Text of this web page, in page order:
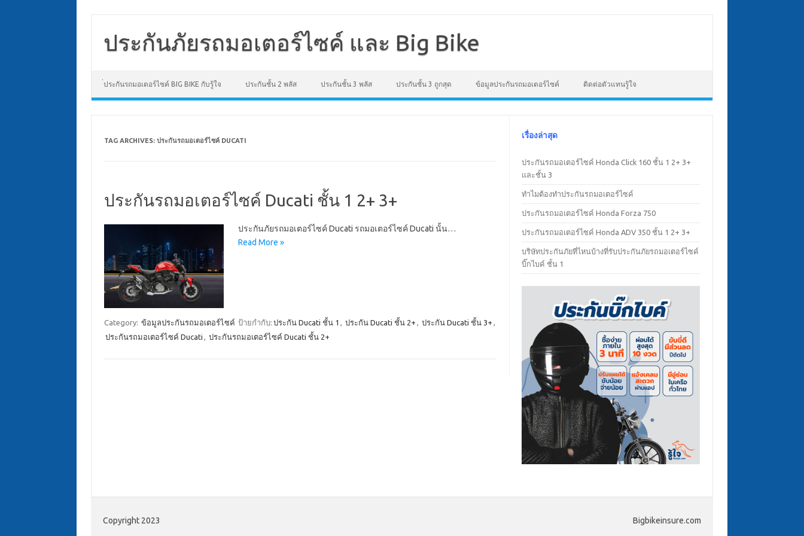
content
ประกันภัยรถมอเตอร์ไซค์ และ Big Bike
่ประกันรถมอเตอร์ไซค์ BIG BIKE กับรู้ใจ ประกันชั้น 2 พลัส ประกันชั้น 3 พลัส ประกันชั้น 3 ถูกสุด ข้อมูลประกันรถมอเตอร์ไซค์ ติดต่อตัวแทนรู้ใจ
TAG ARCHIVES: ประกันรถมอเตอร์ไซค์ DUCATI
ประกันรถมอเตอร์ไซค์ Ducati ชั้น 1 2+ 3+
ประกันภัยรถมอเตอร์ไซค์ Ducati รถมอเตอร์ไซค์ Ducati นั้น…
Read More »
Category: ข้อมูลประกันรถมอเตอร์ไซค์ ป้ายกำกับ: ประกัน Ducati ชั้น 1 , ประกัน Ducati ชั้น 2+ , ประกัน Ducati ชั้น 3+ ,
ประกันรถมอเตอร์ไซค์ Ducati , ประกันรถมอเตอร์ไซค์ Ducati ชั้น 2+
เรื่องล่าสุด
ประกันรถมอเตอร์ไซค์ Honda Click 160 ชั้น 1 2+ 3+
และชั้น 3
ทำไมต้องทำประกันรถมอเตอร์ไซค์
ประกันรถมอเตอร์ไซค์ Honda Forza 750
ประกันรถมอเตอร์ไซค์ Honda ADV 350 ชั้น 1 2+ 3+
บริษัทประกันภัยที่ไหนบ้างที่รับประกันภัยรถมอเตอร์ไซค์
บิ๊กไบค์ ชั้น 1
Copyright 2023 Bigbikeinsure.com